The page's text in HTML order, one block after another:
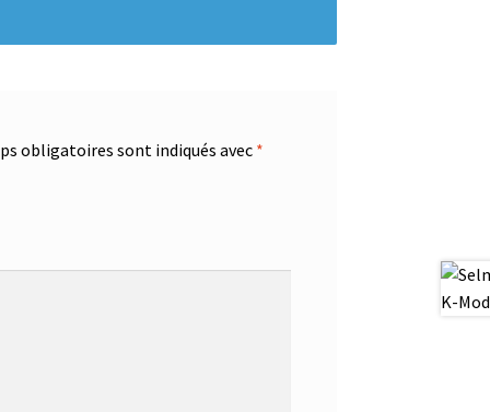
obligatoires sont indiqués avec *